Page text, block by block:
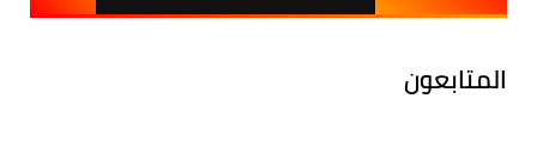
المتابعون